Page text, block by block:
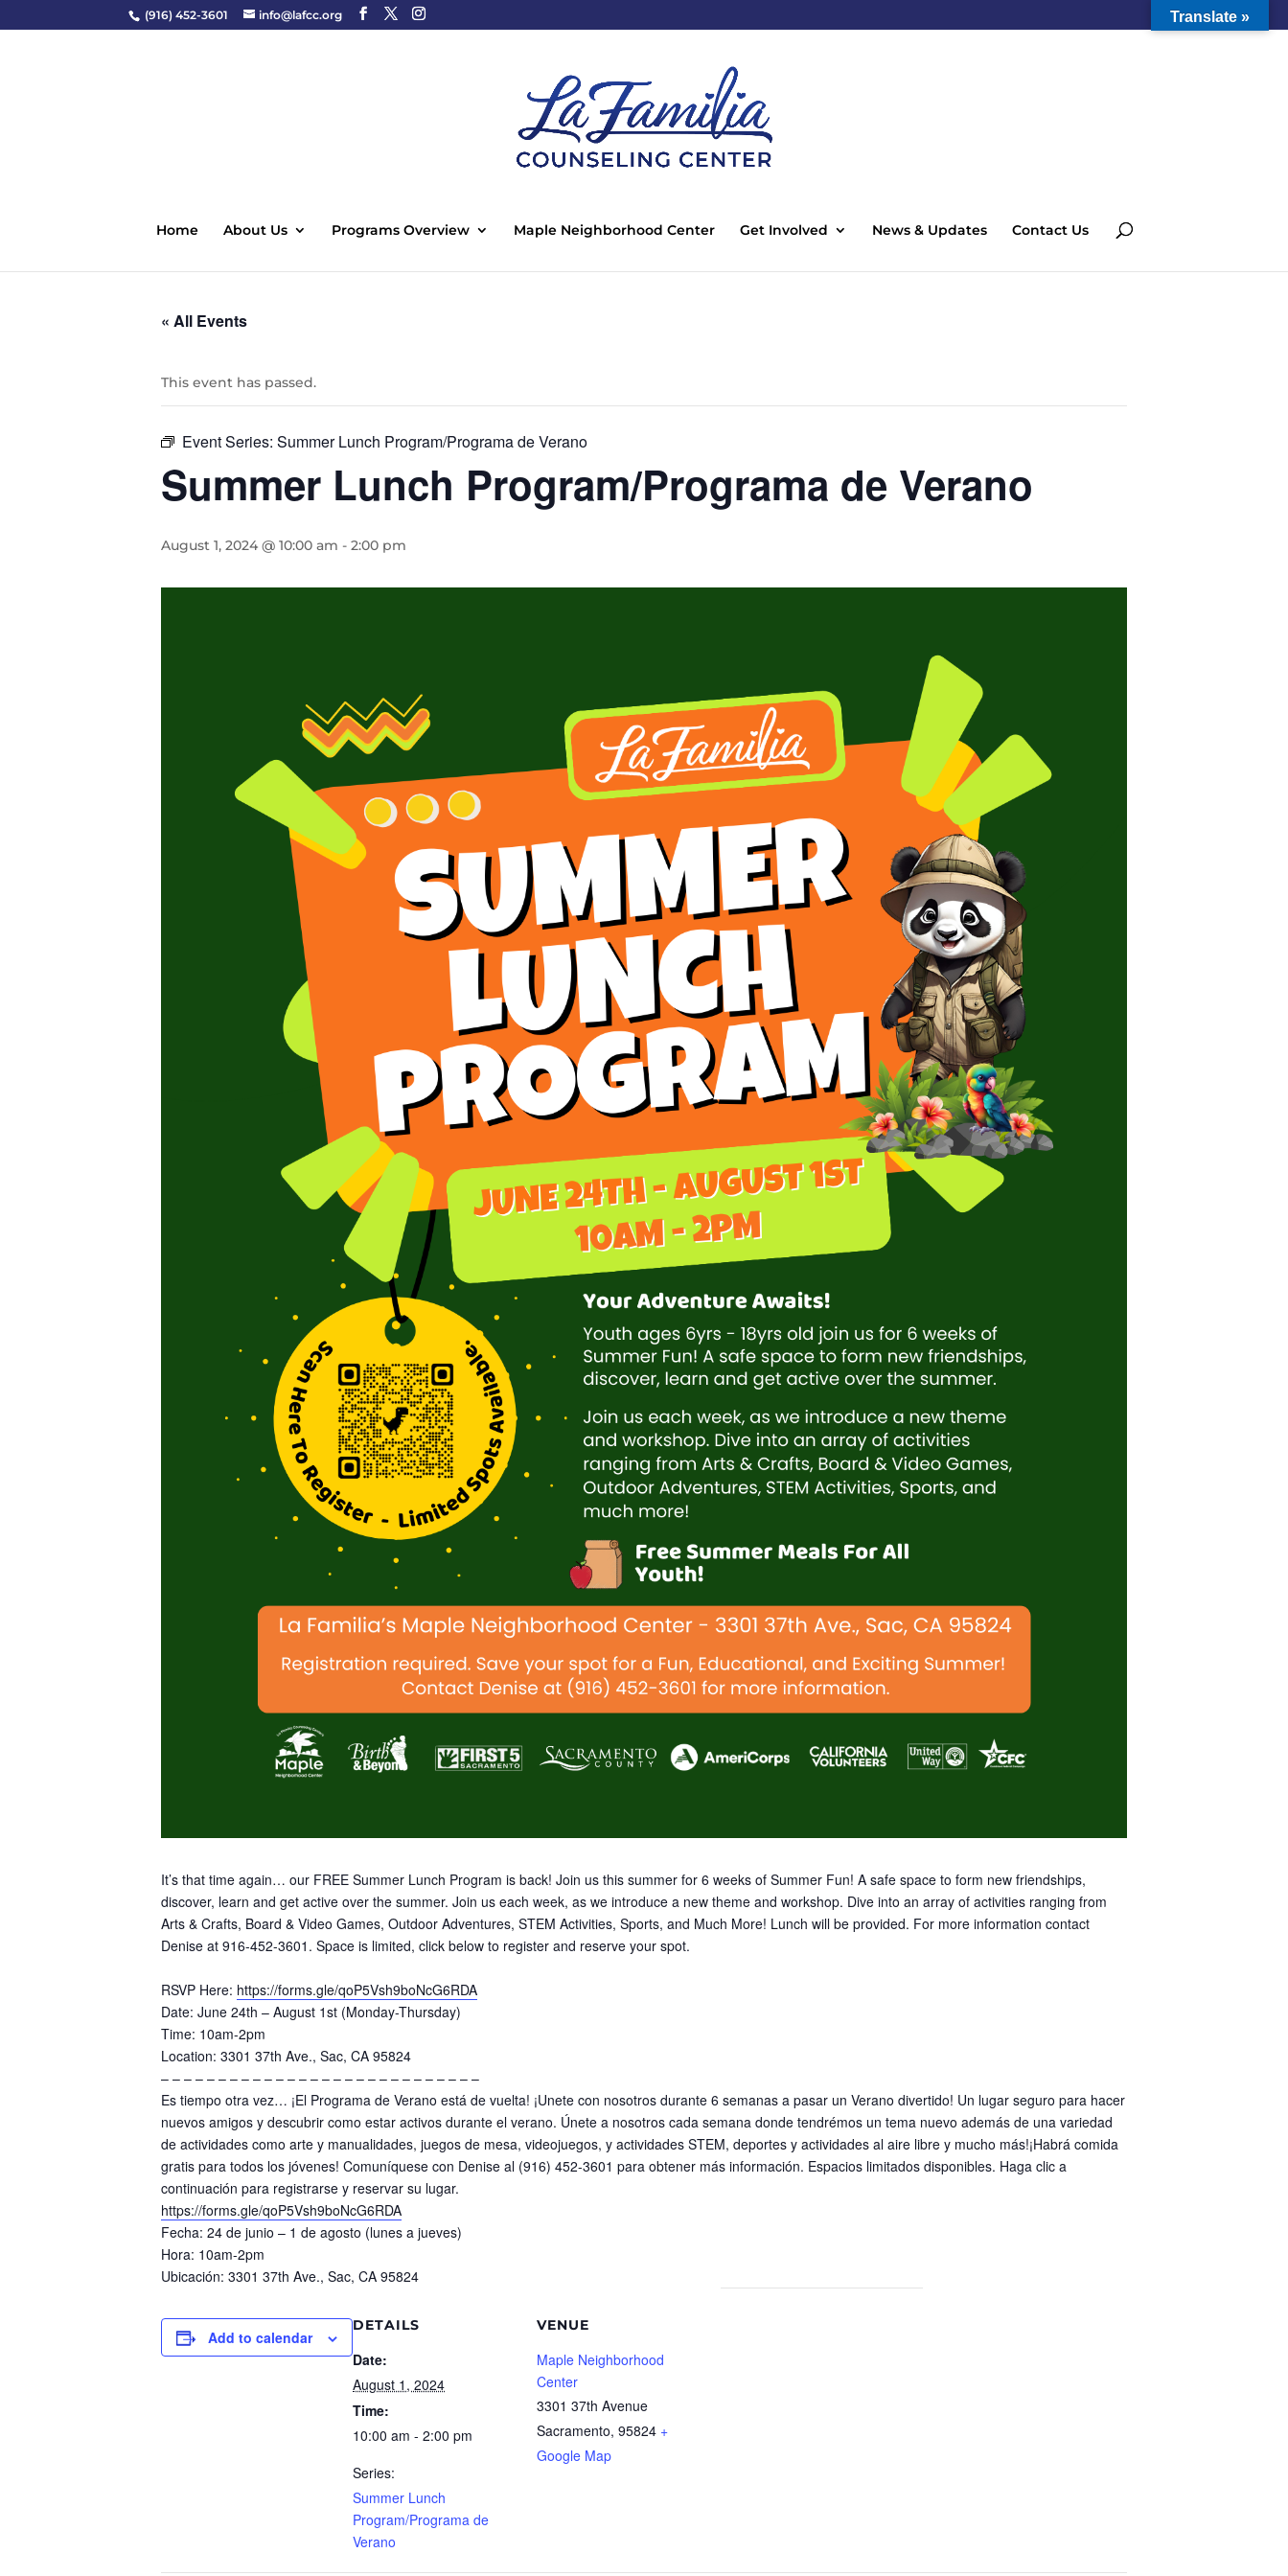
(916) 452-3601 info@lafcc.org
Home About Us Programs Overview Maple Neighborhood Center Get Involved News & Updates Contact Us
« All Events
This event has passed.
Event Series: Summer Lunch Program/Programa de Verano
Summer Lunch Program/Programa de Verano
August 1, 2024 @ 10:00 am - 2:00 pm
It’s that time again… our FREE Summer Lunch Program is back! Join us this summer for 6 weeks of Summer Fun! A safe space to form new friendships,
discover, learn and get active over the summer. Join us each week, as we introduce a new theme and workshop. Dive into an array of activities ranging from
Arts & Crafts, Board & Video Games, Outdoor Adventures, STEM Activities, Sports, and Much More! Lunch will be provided. For more information contact
Denise at 916-452-3601. Space is limited, click below to register and reserve your spot.
RSVP Here: https://forms.gle/qoP5Vsh9boNcG6RDA
Date: June 24th – August 1st (Monday-Thursday)
Time: 10am-2pm
Location: 3301 37th Ave., Sac, CA 95824
– – – – – – – – – – – – – – – – – – – – – – – – – – – –
Es tiempo otra vez… ¡El Programa de Verano está de vuelta! ¡Unete con nosotros durante 6 semanas a pasar un Verano divertido! Un lugar seguro para hacer
nuevos amigos y descubrir como estar activos durante el verano. Únete a nosotros cada semana donde tendrémos un tema nuevo además de una variedad
de actividades como arte y manualidades, juegos de mesa, videojuegos, y actividades STEM, deportes y actividades al aire libre y mucho más!¡Habrá comida
gratis para todos los jóvenes! Comuníquese con Denise al (916) 452-3601 para obtener más información. Espacios limitados disponibles. Haga clic a
continuación para registrarse y reservar su lugar.
https://forms.gle/qoP5Vsh9boNcG6RDA
Fecha: 24 de junio – 1 de agosto (lunes a jueves)
Hora: 10am-2pm
Ubicación: 3301 37th Ave., Sac, CA 95824
Add to calendar
DETAILS
Date:
August 1, 2024
Time:
10:00 am - 2:00 pm
Series:
Summer Lunch
Program/Programa de
Verano
VENUE
Maple Neighborhood
Center
3301 37th Avenue
Sacramento, 95824 +
Google Map
Translate »